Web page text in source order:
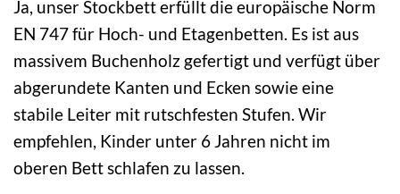
Ja, unser Stockbett erfüllt die europäische Norm
EN 747 für Hoch- und Etagenbetten. Es ist aus
massivem Buchenholz gefertigt und verfügt über
abgerundete Kanten und Ecken sowie eine
stabile Leiter mit rutschfesten Stufen. Wir
empfehlen, Kinder unter 6 Jahren nicht im
oberen Bett schlafen zu lassen.